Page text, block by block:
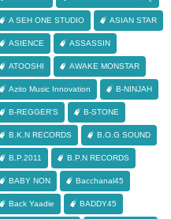
A SEH ONE STUDIO ASIAN STAR
ASIENCE ASSASSIN
ATOOSHI AWAKE MONSTAR
Azito Music Innovation B-NINJAH
B-REGGER'S B-STONE
B.K.N RECORDS B.O.G SOUND
B.P.2011 B.P.N RECORDS
BABY NON Bacchanal45
Back Yaadie BADDY45